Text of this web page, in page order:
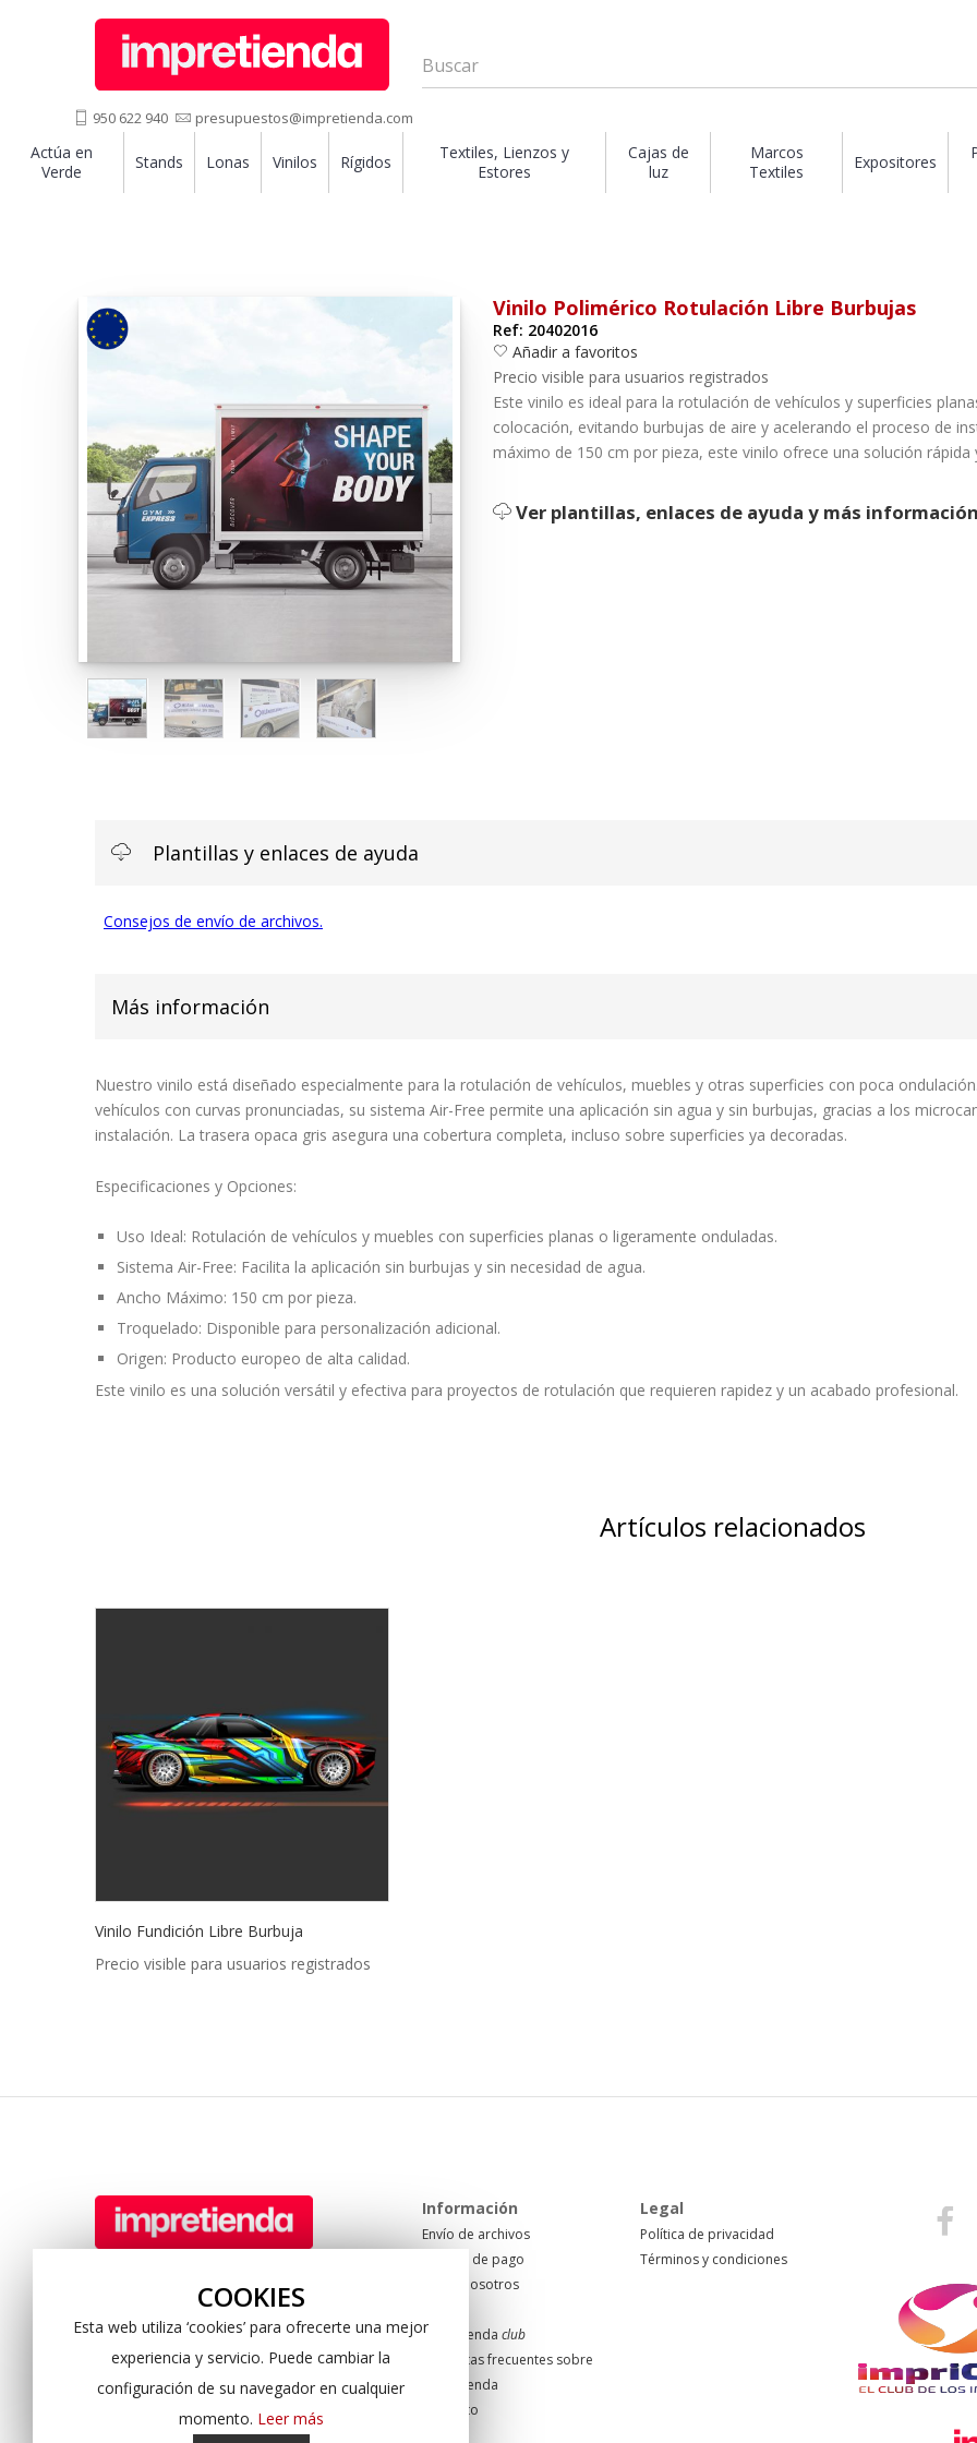
¿Olvidó su contraseña?
950 622 940 presupuestos@impretienda.com
Actúa en
Verde
Stands Lonas Vinilos Rígidos
Textiles, Lienzos y
Estores
Cajas de
luz
Marcos
Textiles
Expositores
Vinilo Polimérico Rotulación Libre Burbujas
Ref: 20402016
Añadir a favoritos
Precio visible para usuarios registrados
Este vinilo es ideal para la rotulación de vehículos y superficies
colocación, evitando burbujas de aire y acelerando el proceso de
máximo de 150 cm por pieza, este vinilo ofrece una solución
Ver plantillas, enlaces de ayuda y más
Plantillas y enlaces de ayuda
Consejos de envío de archivos.
Más información
Nuestro vinilo está diseñado especialmente para la rotulación de vehículos, muebles y otras superficies con poca
vehículos con curvas pronunciadas, su sistema Air-Free permite una aplicación sin agua y sin burbujas, gracias a los
instalación. La trasera opaca gris asegura una cobertura completa, incluso sobre superficies ya decoradas.
Especificaciones y Opciones:
Uso Ideal: Rotulación de vehículos y muebles con superficies planas o ligeramente onduladas.
Sistema Air-Free: Facilita la aplicación sin burbujas y sin necesidad de agua.
Ancho Máximo: 150 cm por pieza.
Troquelado: Disponible para personalización adicional.
Origen: Producto europeo de alta calidad.
Este vinilo es una solución versátil y efectiva para proyectos de rotulación que requieren rapidez y un acabado profesional.
COOKIES
Esta web utiliza ‘cookies’ para ofrecerte una mejor
experiencia y servicio. Puede cambiar la
configuración de su navegador en cualquier
momento. Leer más
Artículos relacionados
Vinilo Fundición Libre Burbuja
Precio visible para usuarios registrados
Pol. Sector 20. C/ Mare Nostrum 67
04009 Almería. Spain
Información
Envío de archivos
Formas de pago
Sobre nosotros
Impretienda club
Preguntas frecuentes sobre
Impretienda
Contacto
Legal
Política de privacidad
Términos y condiciones